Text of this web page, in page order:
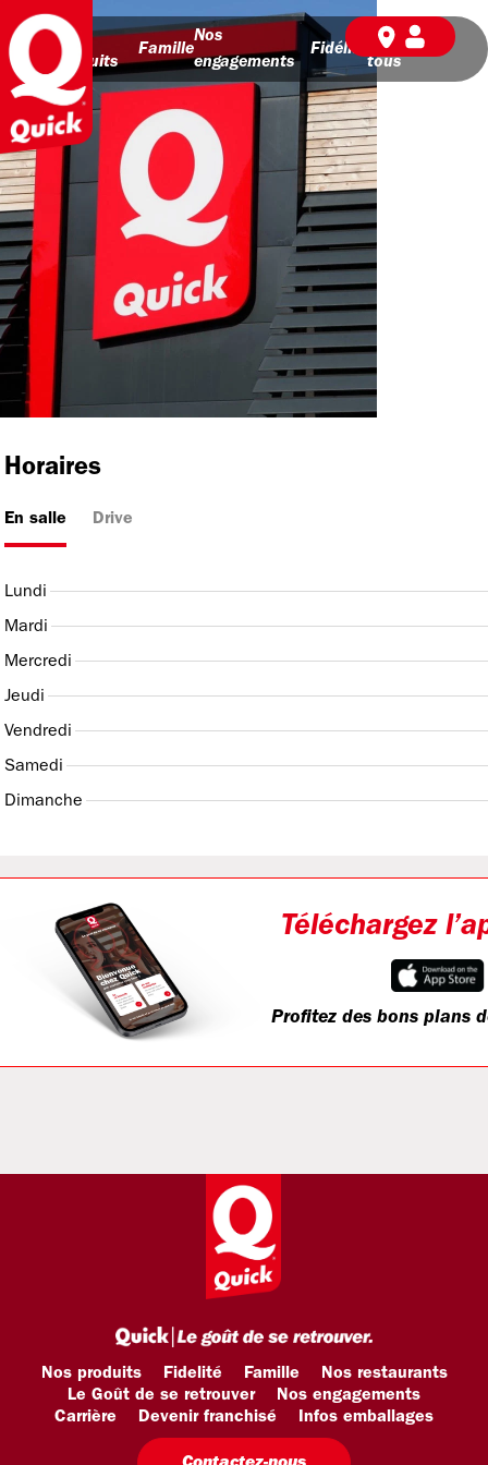
Nos
produits
Famille
Nos
engagements
Fidélité
BD pour
tous
Horaires
En salle Drive
Lundi
Mardi
Mercredi
Jeudi
Vendredi
Samedi
Dimanche
Téléchargez
Profitez des bons plans
Nos produits Fidelité Famille
Nos restaurants
Le Goût de se retrouver
Nos engagements
Carrière
Devenir franchisé Infos emballages